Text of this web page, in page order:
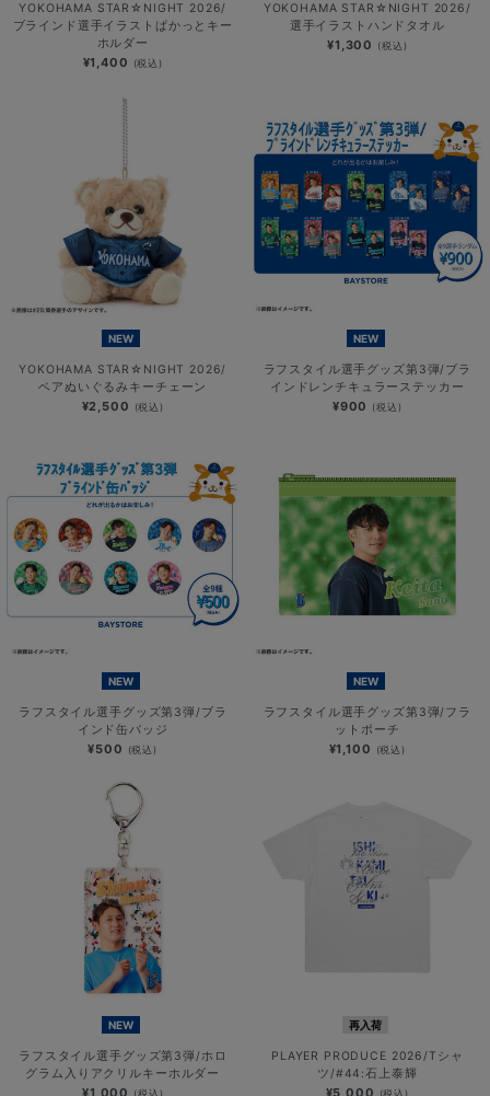
YOKOHAMA STAR☆NIGHT 2026/
ブラインド選手イラストぱかっとキー
ホルダー
¥1,400 (税込)
YOKOHAMA STAR☆NIGHT 2026/
選手イラストハンドタオル
¥1,300 (税込)
NEW
YOKOHAMA STAR☆NIGHT 2026/
ベアぬいぐるみキーチェーン
¥2,500 (税込)
NEW
ラフスタイル選手グッズ第3弾/ブラ
インドレンチキュラーステッカー
¥900 (税込)
NEW
ラフスタイル選手グッズ第3弾/ブラ
インド缶バッジ
¥500 (税込)
NEW
ラフスタイル選手グッズ第3弾/フラ
ットポーチ
¥1,100 (税込)
NEW
ラフスタイル選手グッズ第3弾/ホロ
グラム入りアクリルキーホルダー
¥1,000 (税込)
再入荷
PLAYER PRODUCE 2026/Tシャ
ツ/#44:石上泰輝
¥5,000 (税込)